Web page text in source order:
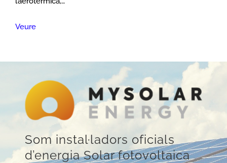
Veure
Som instal·ladors oficials
d’energia Solar fotovoltaica